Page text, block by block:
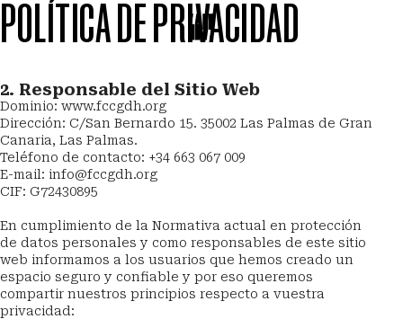
Saltar al contenido principal
Menú
POLÍTICA DE PRIVACIDAD
2. Responsable del Sitio Web
Dominio: www.fccgdh.org
Dirección: C/San Bernardo 15. 35002 Las Palmas de Gran
Canaria, Las Palmas.
Teléfono de contacto: +34 663 067 009
E-mail: info@fccgdh.org
CIF: G72430895
En cumplimiento de la Normativa actual en protección
de datos personales y como responsables de este sitio
web informamos a los usuarios que hemos creado un
espacio seguro y confiable y por eso queremos
compartir nuestros principios respecto a vuestra
privacidad: